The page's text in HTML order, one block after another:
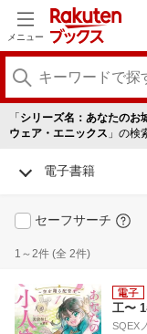
メニュー
「 シリーズ名：あなたの
ウェア・エニックス 」の検
電子書籍
セーフサーチ
1～2件 (全 2件)
工〜
SQEX